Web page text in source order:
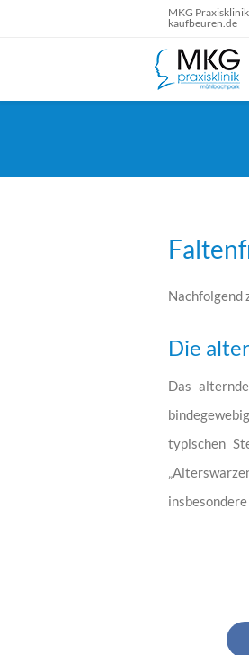
MKG
kaufbeuren.de
Nachfolgend
Die
Das
typischen